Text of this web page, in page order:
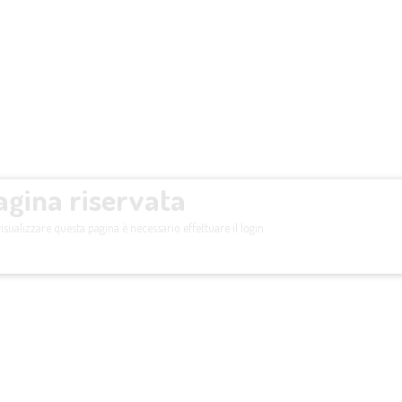
riservata
questa pagina è necessario effettuare il login